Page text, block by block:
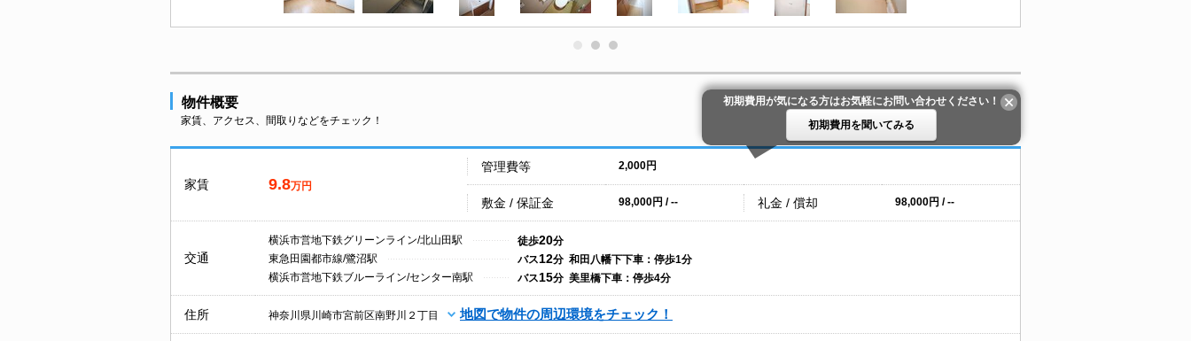
物件概要
家賃、アクセス、間取りなどをチェック！
初期費用が気になる方はお気軽にお問い合わせください！
初期費用を聞いてみる
家賃 9.8万円
管理費等 2,000円
敷金 / 保証金 98,000円 / -- 礼金 / 償却 98,000円 / --
交通
横浜市営地下鉄グリーンライン/北山田駅 徒歩20分
東急田園都市線/鷺沼駅
バス12分 和田八幡下下車：停歩1分
横浜市営地下鉄ブルーライン/センター南駅
バス15分 美里橋下車：停歩4分
住所 神奈川県川崎市宮前区南野川２丁目 地図で物件の周辺環境をチェック！